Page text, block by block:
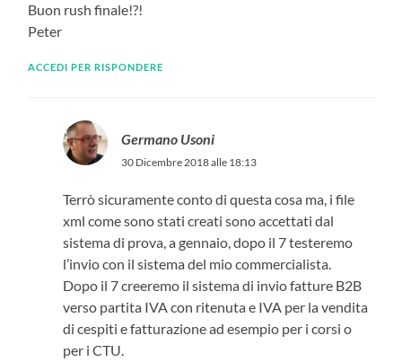
Buon rush finale!?!
Peter
ACCEDI PER RISPONDERE
Germano Usoni
30 Dicembre 2018 alle 18:13
Terrò sicuramente conto di questa cosa ma, i file
xml come sono stati creati sono accettati dal
sistema di prova, a gennaio, dopo il 7 testeremo
l’invio con il sistema del mio commercialista.
Dopo il 7 creeremo il sistema di invio fatture B2B
verso partita IVA con ritenuta e IVA per la vendita
di cespiti e fatturazione ad esempio per i corsi o
per i CTU.